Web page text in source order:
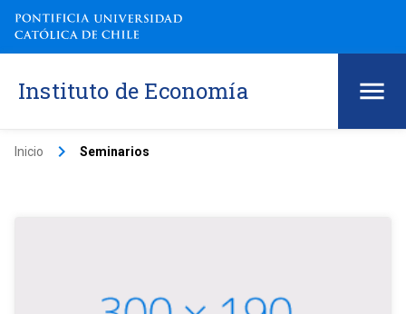
Instituto de Economía
Inicio keyboard_arrow_right Seminarios